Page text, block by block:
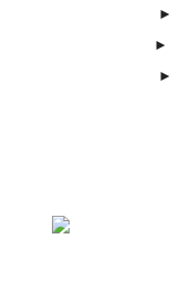
►
►
►